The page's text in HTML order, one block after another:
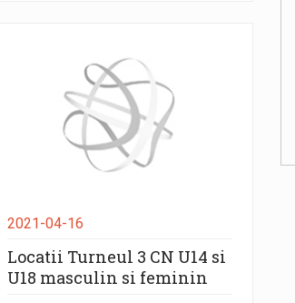
2021-04-16
Locatii Turneul 3 CN U14 si
U18 masculin si feminin